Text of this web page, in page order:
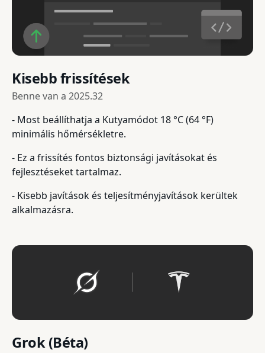
Kisebb frissítések
Benne van a 2025.32
- Most beállíthatja a Kutyamódot 18 °C (64 °F)
minimális hőmérsékletre.
- Ez a frissítés fontos biztonsági javításokat és
fejlesztéseket tartalmaz.
- Kisebb javítások és teljesítményjavítások kerültek
alkalmazásra.
Grok (Béta)